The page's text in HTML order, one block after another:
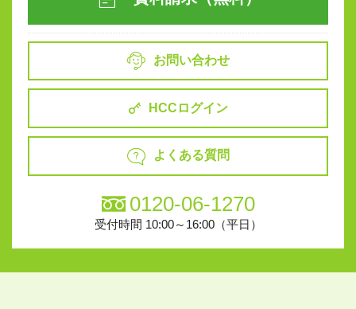
お問い合わせ
HCCログイン
よくある質問
0120-06-1270
受付時間 10:00～16:00（平日）